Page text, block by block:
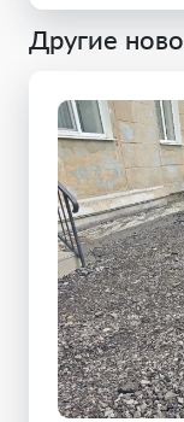
Другие